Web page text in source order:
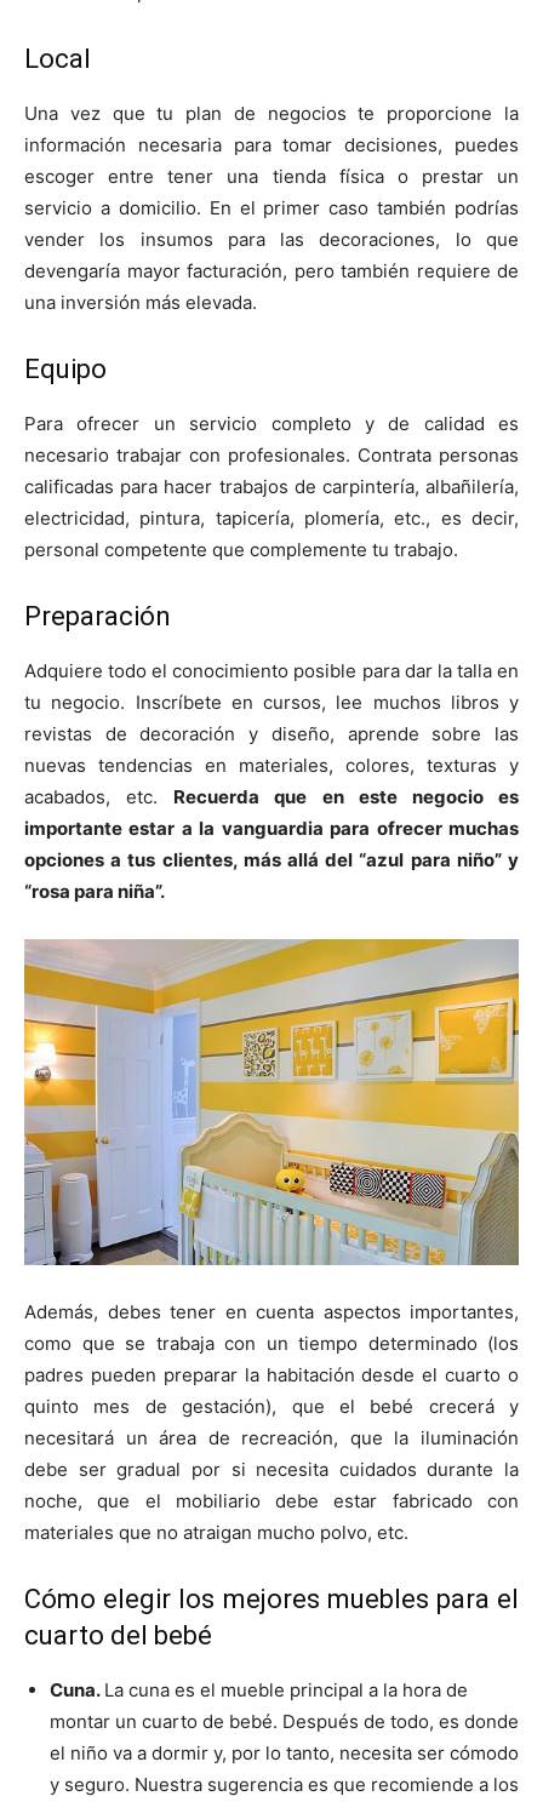
Local
Una vez que tu plan de negocios te proporcione la
información necesaria para tomar decisiones, puedes
escoger entre tener una tienda física o prestar un
servicio a domicilio. En el primer caso también podrías
vender los insumos para las decoraciones, lo que
devengaría mayor facturación, pero también requiere de
una inversión más elevada.
Equipo
Para ofrecer un servicio completo y de calidad es
necesario trabajar con profesionales. Contrata personas
calificadas para hacer trabajos de carpintería, albañilería,
electricidad, pintura, tapicería, plomería, etc., es decir,
personal competente que complemente tu trabajo.
Preparación
Adquiere todo el conocimiento posible para dar la talla en
tu negocio. Inscríbete en cursos, lee muchos libros y
revistas de decoración y diseño, aprende sobre las
nuevas tendencias en materiales, colores, texturas y
acabados, etc. Recuerda que en este negocio es
importante estar a la vanguardia para ofrecer muchas
opciones a tus clientes, más allá del “azul para niño” y
“rosa para niña”.
Además, debes tener en cuenta aspectos importantes,
como que se trabaja con un tiempo determinado (los
padres pueden preparar la habitación desde el cuarto o
quinto mes de gestación), que el bebé crecerá y
necesitará un área de recreación, que la iluminación
debe ser gradual por si necesita cuidados durante la
noche, que el mobiliario debe estar fabricado con
materiales que no atraigan mucho polvo, etc.
Cómo elegir los mejores muebles para el
cuarto del bebé
Cuna. La cuna es el mueble principal a la hora de
montar un cuarto de bebé. Después de todo, es donde
el niño va a dormir y, por lo tanto, necesita ser cómodo
y seguro. Nuestra sugerencia es que recomiende a los